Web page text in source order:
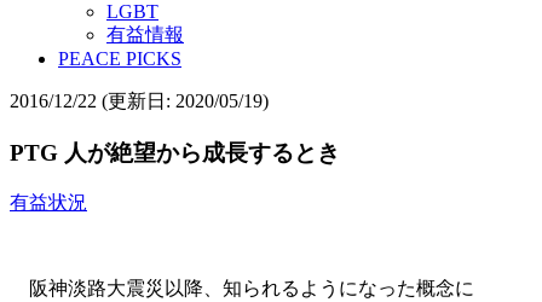
LGBT
有益情報
PEACE PICKS
2016/12/22 (更新日: 2020/05/19)
PTG 人が絶望から成長するとき
有益状況
阪神淡路大震災以降、知られるようになった概念に